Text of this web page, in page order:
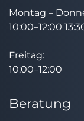
Montag –
10:00–12:00
Freitag:
10:00–12:00
Beratung